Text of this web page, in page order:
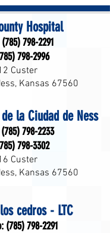
Hospital
(785) 798-2291
798-2996
Custer
Kansas 67560
la Ciudad de Ness
(785) 798-2233
798-3302
Custer
Kansas 67560
cedros - LTC
(785) 798-2291